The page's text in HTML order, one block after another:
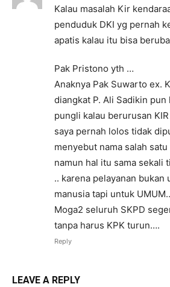
Kalau masalah Kir
penduduk DKI yg pernah
apatis kalau itu bisa
Pak Pristono yth …
Anaknya Pak Suwarto ex.
diangkat P. Ali Sadikin
pungli kalau berurusan
saya pernah lolos tidak
menyebut nama salah
namun hal itu sama sekali
.. karena pelayanan
manusia tapi untuk
Moga2 seluruh SKPD
tanpa harus KPK turun….
Reply
LEAVE A REPLY